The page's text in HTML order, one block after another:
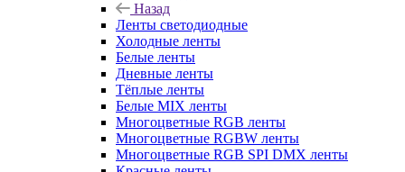
Назад
Ленты светодиодные
Холодные ленты
Белые ленты
Дневные ленты
Тёплые ленты
Белые MIX ленты
Многоцветные RGB ленты
Многоцветные RGBW ленты
Многоцветные RGB SPI DMX ленты